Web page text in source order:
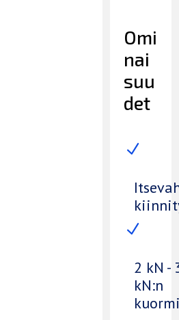
Omi
nai
suu
det
N
N
2 kN -
kN:n